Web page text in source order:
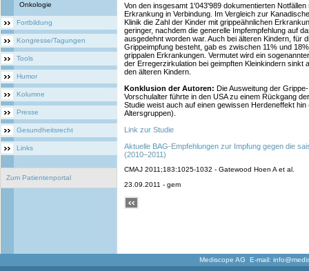
Onkologie
Fortbildung
Kongresse/Tagungen
Tools
Humor
Kolumne
Presse
Gesundheitsrecht
Links
Zum Patientenportal
Von den insgesamt 1'043'989 dokumentierten
Erkrankung in Verbindung. Im Vergleich zur
Klinik die Zahl der Kinder mit grippeähnlichen
geringer, nachdem die generelle Impfempfehlung auf
ausgedehnt worden war. Auch bei älteren Kindern, für
Grippeimpfung besteht, gab es zwischen 11% und
grippalen Erkrankungen. Vermutet wird ein
der Erregerzirkulation bei geimpften Kleinkindern sinkt
den älteren Kindern.
Konklusion der Autoren: Die Ausweitung der
Vorschulalter führte in den USA zu einem Rückgang
Studie weist auch auf einen gewissen Herdeneffekt
Altersgruppen).
Link zur Studie
Aktuelle BAG-Empfehlungen zur Impfung gegen die
(2010–2011)
CMAJ 2011;183:1025-1032 - Gatewood Hoen A et al.
23.09.2011 - gem
Mediscope AG E-mail: